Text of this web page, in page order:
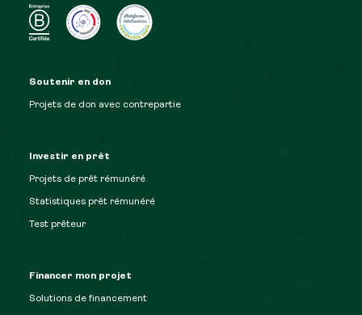
Soutenir en don
Projets de don avec contrepartie
Investir en prêt
Projets de prêt rémunéré
Statistiques prêt rémunéré
Test prêteur
Financer mon projet
Solutions de financement